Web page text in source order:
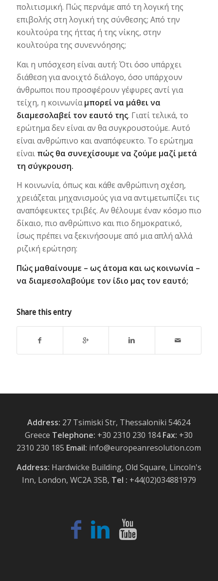
πολιτισμική. Πώς περνάμε από τη λογική της
επιβολής στη λογική της σύνθεσης; Από την
κουλτούρα της ήττας ή της νίκης, στην
κουλτούρα της συνεννόησης;
Και η υπόσχεση είναι αυτή: Ότι όσο υπάρχει
διάθεση για ανοιχτό διάλογο, όσο υπάρχουν
άνθρωποι που προσφέρουν γέφυρες αντί για
τείχη, η κοινωνίαμπορεί να μάθει να
διαμεσολαβεί τον εαυτό της. Γιατί τελικά, το
ερώτημα δεν είναι αν θα συγκρουστούμε. Αυτό
είναι ανθρώπινο και αναπόφευκτο. Το ερώτημα
είναι πώς θα συνεχίσουμε να ζούμε μαζί μετά
τη σύγκρουση.
Η κοινωνία, όπως και κάθε ανθρώπινη σχέση,
χρειάζεται μηχανισμούς για να αντιμετωπίζει τις
αναπόφευκτες τριβές. Αν θέλουμε έναν κόσμο πιο
δίκαιο, πιο ανθρώπινο και πιο δημοκρατικό,
ίσως πρέπει να ξεκινήσουμε από μια απλή αλλά
ριζική ερώτηση:
Πώς μαθαίνουμε – ως άτομα και ως κοινωνία –
να διαμεσολαβούμε τον ίδιο μας τον εαυτό;
Share this entry
Address: 27 Tsimiski Str, Thessaloniki 54624
Greece Telephone: +30 2310 230 184Fax: +30
2310 230 185 Email: info@europeanresolution.com
Address: Hardwicke Building, Old Square, Lincoln's
Inn, London, WC2A 3SB, Tel : +44(02)034881979